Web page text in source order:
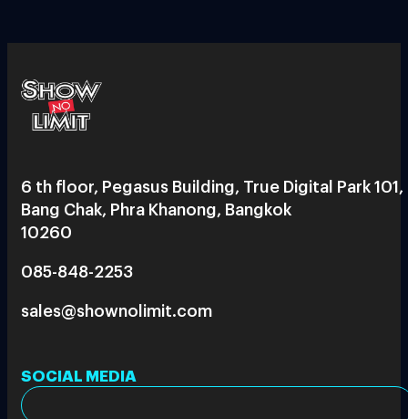
6 th floor, Pegasus Building, True Digital Park 101,
Bang Chak, Phra Khanong, Bangkok
10260
085-848-2253
sales@shownolimit.com
SOCIAL MEDIA